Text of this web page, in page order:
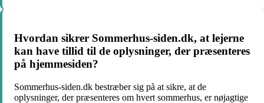
Hvordan sikrer Sommerhus-siden.dk, at lejerne
kan have tillid til de oplysninger, der præsenteres
på hjemmesiden?
Sommerhus-siden.dk bestræber sig på at sikre, at de
oplysninger, der præsenteres om hvert sommerhus, er nøjagtige